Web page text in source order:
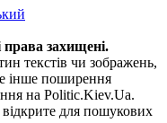
захищені.
текстів чи зображень,
інше поширення
на Politic.Kiev.Ua.
для пошукових